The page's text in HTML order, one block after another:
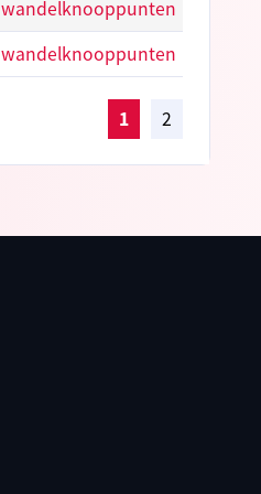
wandelknooppunten
wandelknooppunten
1 2